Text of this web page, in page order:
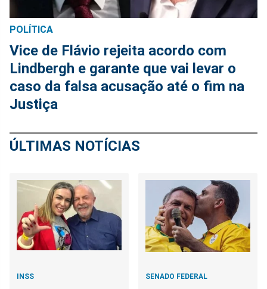
POLÍTICA
Vice de Flávio rejeita acordo com
Lindbergh e garante que vai levar o
caso da falsa acusação até o fim na
Justiça
ÚLTIMAS NOTÍCIAS
INSS SENADO FEDERAL